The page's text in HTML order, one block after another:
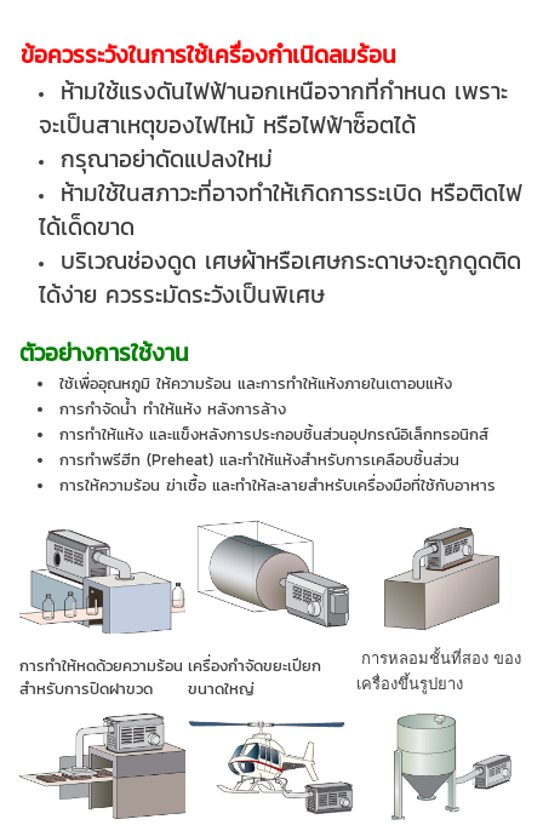
ข้อควรระวังในการใช้เครื่องกำเนิดลมร้อน
ห้ามใช้แรงดันไฟฟ้านอกเหนือจากที่กำหนด เพราะ
จะเป็นสาเหตุของไฟไหม้ หรือไฟฟ้าซ็อตได้
กรุณาอย่าดัดแปลงใหม่
ห้ามใช้ในสภาวะที่อาจทำให้เกิดการระเบิด หรือติดไฟ
ได้เด็ดขาด
บริเวณช่องดูด เศษผ้าหรือเศษกระดาษจะถูกดูดติด
ได้ง่าย ควรระมัดระวังเป็นพิเศษ
ตัวอย่างการใช้งาน
ใช้เพื่ออุณหภูมิ ให้ความร้อน และการทำให้แห้งภายในเตาอบแห้ง
การกำจัดน้ำ ทำให้แห้ง หลังการล้าง
การทำให้แห้ง และแข็งหลังการประกอบชิ้นส่วนอุปกรณ์อิเล็กทรอนิกส์
การทำพรีฮีท (Preheat) และทำให้แห้งสำหรับการเคลือบชิ้นส่วน
การให้ความร้อน ฆ่าเชื้อ และทำให้ละลายสำหรับเครื่องมือที่ใช้กับอาหาร
การทำให้หดด้วยความร้อน
สำหรับการปิดฝาขวด
เครื่องกำจัดขยะเปียก
ขนาดใหญ่
การหลอมชั้นที่สอง ของ
เครื่องขึ้นรูปยาง